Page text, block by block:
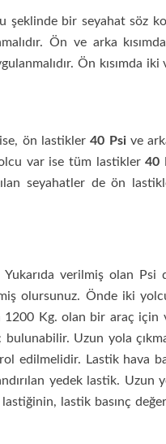
şeklinde bir seyahat söz
Ön ve arka
Ön kısımda
ise, ön lastikler40 Psive
var ise tüm lastikler40
seyahatler de ön
verilmiş olan Psi
olursunuz. Önde iki
1200 Kg. olan bir araç için
bulunabilir. Uzun yola
Lastik hava
yedek lastik. Uzun
lastik basınç